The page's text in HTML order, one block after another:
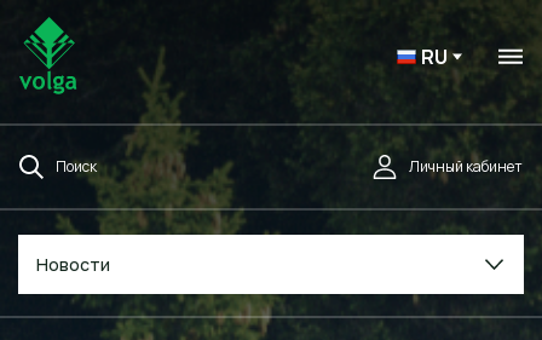
RU
Поиск Личный кабинет
Новости